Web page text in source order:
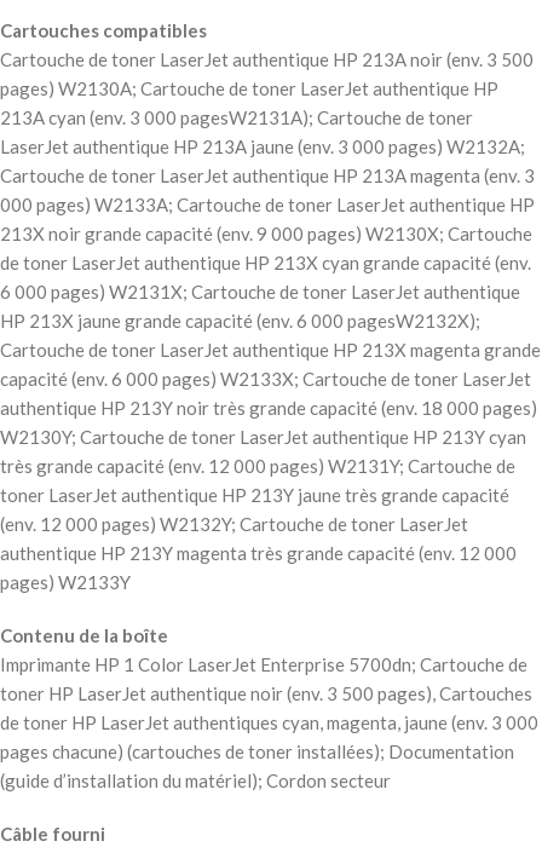
Cartouches compatibles
Cartouche de toner LaserJet authentique HP 213A noir (env. 3 500
pages) W2130A; Cartouche de toner LaserJet authentique HP
213A cyan (env. 3 000 pagesW2131A); Cartouche de toner
LaserJet authentique HP 213A jaune (env. 3 000 pages) W2132A;
Cartouche de toner LaserJet authentique HP 213A magenta (env. 3
000 pages) W2133A; Cartouche de toner LaserJet authentique HP
213X noir grande capacité (env. 9 000 pages) W2130X; Cartouche
de toner LaserJet authentique HP 213X cyan grande capacité (env.
6 000 pages) W2131X; Cartouche de toner LaserJet authentique
HP 213X jaune grande capacité (env. 6 000 pagesW2132X);
Cartouche de toner LaserJet authentique HP 213X magenta grande
capacité (env. 6 000 pages) W2133X; Cartouche de toner LaserJet
authentique HP 213Y noir très grande capacité (env. 18 000 pages)
W2130Y; Cartouche de toner LaserJet authentique HP 213Y cyan
très grande capacité (env. 12 000 pages) W2131Y; Cartouche de
toner LaserJet authentique HP 213Y jaune très grande capacité
(env. 12 000 pages) W2132Y; Cartouche de toner LaserJet
authentique HP 213Y magenta très grande capacité (env. 12 000
pages) W2133Y
Contenu de la boîte
Imprimante HP 1 Color LaserJet Enterprise 5700dn; Cartouche de
toner HP LaserJet authentique noir (env. 3 500 pages), Cartouches
de toner HP LaserJet authentiques cyan, magenta, jaune (env. 3 000
pages chacune) (cartouches de toner installées); Documentation
(guide d’installation du matériel); Cordon secteur
Câble fourni